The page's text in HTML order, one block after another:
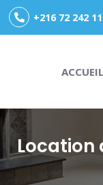
+216 72 242
ACCUEIL
Location